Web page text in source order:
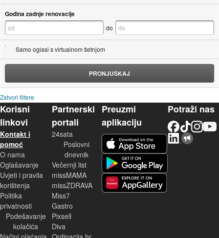
Godina zadnje renovacije
do
Samo oglasi s virtualnom šetnjom
PRONJUŠKAJ
Zatvori filtere
Korisni
linkovi
Kontakt i
pomoć
O nama
Oglašavanje
Uvjeti i pravila
korištenja
Politika
privatnosti
Podešavanje
kolačića
Partnerski
portali
24sata
Poslovni
dnevnik
Večernji list
missMAMA
missZDRAVA
Miss7
Gastro
Pixsell
Diva
Preuzmi
aplikaciju
Potraži nas